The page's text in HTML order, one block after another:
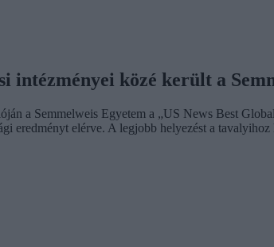
intézményei közé került a
a Semmelweis Egyetem a „US News Best
eredményt elérve. A legjobb helyezést a